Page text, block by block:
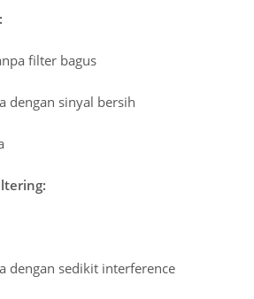
filter bagus
dengan sinyal bersih
dengan sedikit interference